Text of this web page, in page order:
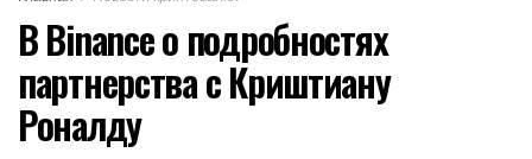
В Binance о подробностях
партнерства с Криштиану
Роналду